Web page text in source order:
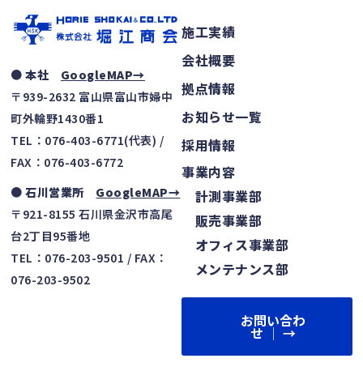
● 本社 GoogleMAP→
〒939-2632 富山県富山市婦中
町外輪野1430番1
TEL：076-403-6771(代表) /
FAX：076-403-6772
● 石川営業所 GoogleMAP→
〒921-8155 石川県金沢市高尾
台2丁目95番地
TEL：076-203-9501 / FAX：
076-203-9502
施工実績
会社概要
拠点情報
お知らせ一覧
採用情報
事業内容
計測事業部
販売事業部
オフィス事業部
メンテナンス部
お問い合わ
せ │ →